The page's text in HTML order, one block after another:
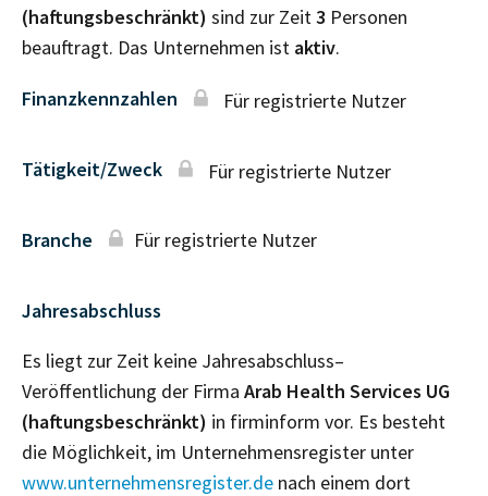
(haftungsbeschränkt) sind zur Zeit3 Personen
beauftragt. Das Unternehmen ist aktiv.
Finanzkennzahlen Für registrierte Nutzer
Tätigkeit/Zweck Für registrierte Nutzer
Branche Für registrierte Nutzer
Jahresabschluss
Es liegt zur Zeit keine Jahresabschluss–
Veröffentlichung der Firma Arab Health Services UG
(haftungsbeschränkt) in firminform vor. Es besteht
die Möglichkeit, im Unternehmensregister unter
www.unternehmensregister.de nach einem dort